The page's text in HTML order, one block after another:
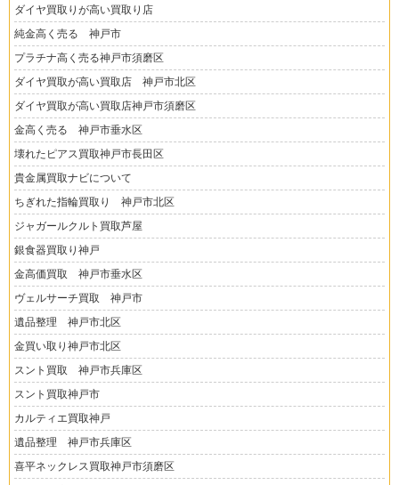
ダイヤ買取りが高い買取り店
純金高く売る 神戸市
プラチナ高く売る神戸市須磨区
ダイヤ買取が高い買取店 神戸市北区
ダイヤ買取が高い買取店神戸市須磨区
金高く売る 神戸市垂水区
壊れたピアス買取神戸市長田区
貴金属買取ナビについて
ちぎれた指輪買取り 神戸市北区
ジャガールクルト買取芦屋
銀食器買取り神戸
金高価買取 神戸市垂水区
ヴェルサーチ買取 神戸市
遺品整理 神戸市北区
金買い取り神戸市北区
スント買取 神戸市兵庫区
スント買取神戸市
カルティエ買取神戸
遺品整理 神戸市兵庫区
喜平ネックレス買取神戸市須磨区